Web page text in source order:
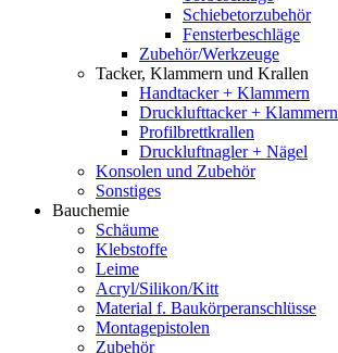
Schiebetorzubehör
Fensterbeschläge
Zubehör/Werkzeuge
Tacker, Klammern und Krallen
Handtacker + Klammern
Drucklufttacker + Klammern
Profilbrettkrallen
Druckluftnagler + Nägel
Konsolen und Zubehör
Sonstiges
Bauchemie
Schäume
Klebstoffe
Leime
Acryl/Silikon/Kitt
Material f. Baukörperanschlüsse
Montagepistolen
Zubehör